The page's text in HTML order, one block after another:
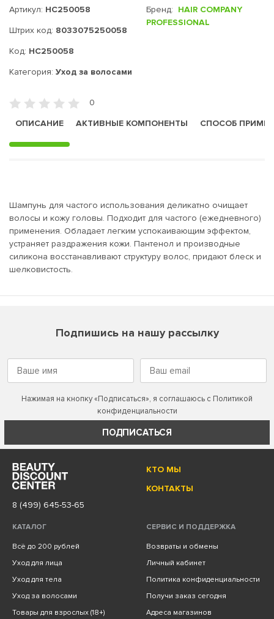
Артикул: HC250058
Штрих код: 8033075250058
Код: HC250058
Бренд: HAIR COMPANY
PROFESSIONAL
Категория: Уход за волосами
0
ОПИСАНИЕ
АКТИВНЫЕ КОМПОНЕНТЫ СПОСОБ
Шампунь для частого использования деликатно очищает
волосы и кожу головы. Подходит для частого (ежедневного)
применения. Обладает легким успокаивающим эффектом,
устраняет раздражения кожи. Пантенол и производные
силикона восстанавливают структуру волос, придают блеск и
шелковистость.
Подпишись на нашу рассылку
Нажимая на кнопку «Подписаться», я соглашаюсь с Политикой
конфиденциальности
ПОДПИСАТЬСЯ
КТО МЫ
КОНТАКТЫ
8 (499) 645-53-65
КАТАЛОГ
Всё до 200 рублей
Уход для лица
Уход для тела
Уход за волосами
Товары для взрослых (18+)
СЕРВИС И ПОДДЕРЖКА
Возвраты и обмены
Личный кабинет
Политика конфиденциальности
Получи заказ сегодня
Адреса магазинов